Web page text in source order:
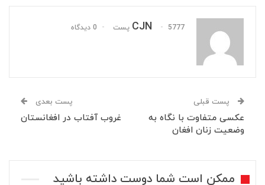
CJN 5777 پست 0 دیدگاه
پست قبلی
عکسی متفاوت با نگاه به
وضعیت زنان افغان
پست بعدی
غروب آفتاب در افغانستان
ممکن است شما دوست داشته باشید